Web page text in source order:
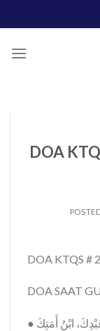
to
DOA
DOA KTQS # 2
DOA SAAT
● ابْنُ أَمَتِكَ